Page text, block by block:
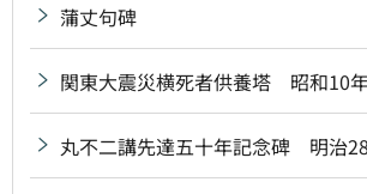
蒲丈句碑
関東大震災横死者供養塔 昭和10
丸不二講先達五十年記念碑 明治